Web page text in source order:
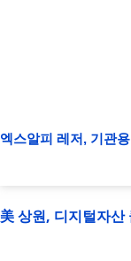
엑스알피 레저, 기관
美 상원, 디지털자산